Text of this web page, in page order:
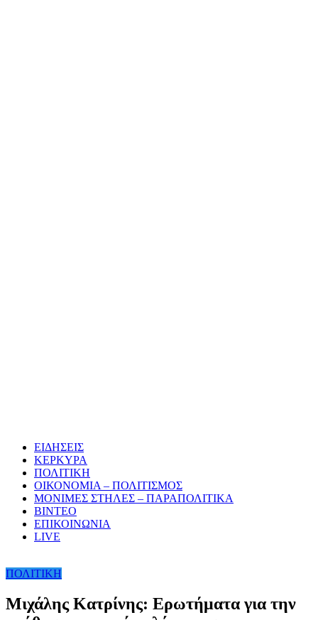
ΕΙΔΗΣΕΙΣ
ΚΕΡΚΥΡΑ
ΠΟΛΙΤΙΚΗ
ΟΙΚΟΝΟΜΙΑ – ΠΟΛΙΤΙΣΜΟΣ
ΜΟΝΙΜΕΣ ΣΤΗΛΕΣ – ΠΑΡΑΠΟΛΙΤΙΚΑ
ΒΙΝΤΕΟ
ΕΠΙΚΟΙΝΩΝΙΑ
LIVE
ΠΟΛΙΤΙΚΗ
Μιχάλης Κατρίνης: Ερωτήματα για την